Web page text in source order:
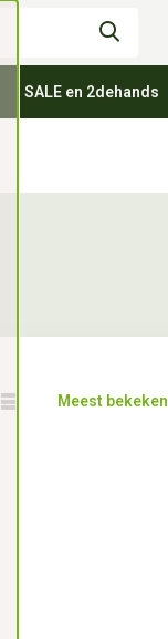
SALE en 2dehands
Meest bekeken